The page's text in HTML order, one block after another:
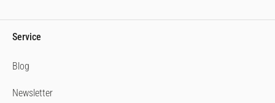
Service
Blog
Newsletter